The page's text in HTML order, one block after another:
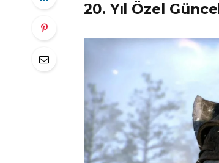
20. Yıl Özel